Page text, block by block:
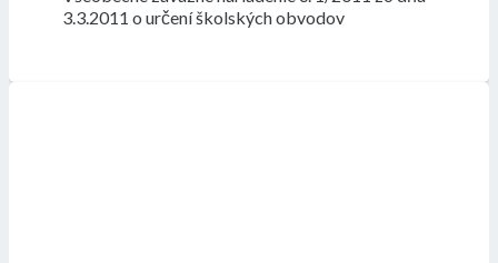
3.3.2011 o určení školských obvodov